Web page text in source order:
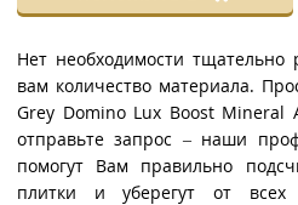
Нет необходимости тщательно
вам количество материала.
Grey Domino Lux Boost Mineral
отправьте запрос – наши
помогут Вам правильно
плитки и уберегут от